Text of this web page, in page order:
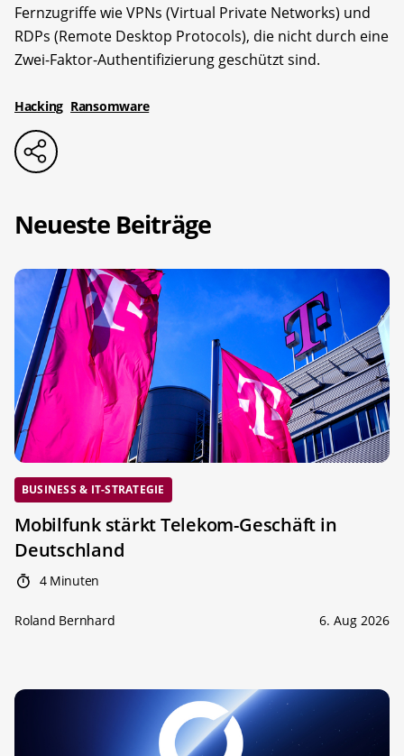
Fernzugriffe wie VPNs (Virtual Private Networks) und
RDPs (Remote Desktop Protocols), die nicht durch eine
Zwei-Faktor-Authentifizierung geschützt sind.
Hacking Ransomware
Neueste Beiträge
BUSINESS & IT-STRATEGIE
Mobilfunk stärkt Telekom-Geschäft in
Deutschland
4 Minuten
Roland Bernhard 6. Aug 2026